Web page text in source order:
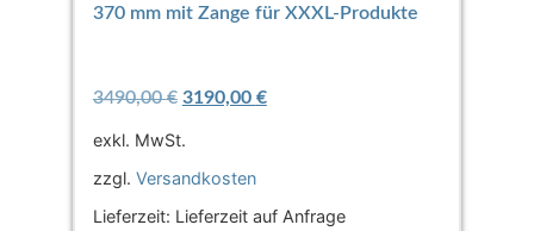
370 mm mit Zange für XXXL-Produkte
3490,00€ 3190,00 €
exkl. MwSt.
zzgl. Versandkosten
Lieferzeit: Lieferzeit auf Anfrage